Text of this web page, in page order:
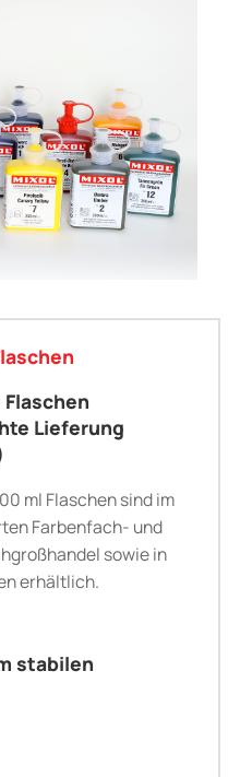
Flaschen
Lieferung
ml Flaschen sind im
Farbenfach- und
sowie in
erhältlich.
stabilen